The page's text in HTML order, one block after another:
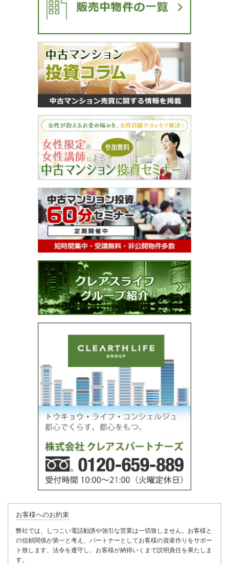
お客様へのお約束
弊社では、しつこい電話勧誘や強引な営業は一切致しません。お客様と
の信頼関係が第一と考え、パートナーとしてお客様の資産作りをサポー
ト致します。法令を遵守し、お客様が納得いくまで説明責任を果たしま
す。